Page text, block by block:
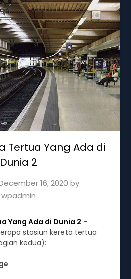
Tertua Yang Ada di
Dunia 2
16, 2020 by
wpadmin
Yang Ada di Dunia 2 –
stasiun kereta tertua
kedua):